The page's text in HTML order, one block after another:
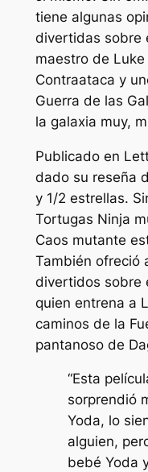
tiene algunas
divertidas sobre
maestro de
Contraataca y
Guerra de las
la galaxia muy,
Publicado en
dado su reseña
y 1/2 estrellas.
Tortugas Ninja
Caos mutante
También ofreció
divertidos sobre
quien entrena a
caminos de la
pantanoso de
“Esta
sorprendió
Yoda, lo
alguien,
bebé Yoda